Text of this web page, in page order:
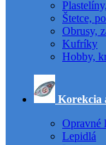
Štetce,
Obrusy,
Kufríky
Hobby,
Korekcia
Opravné
Lepidlá